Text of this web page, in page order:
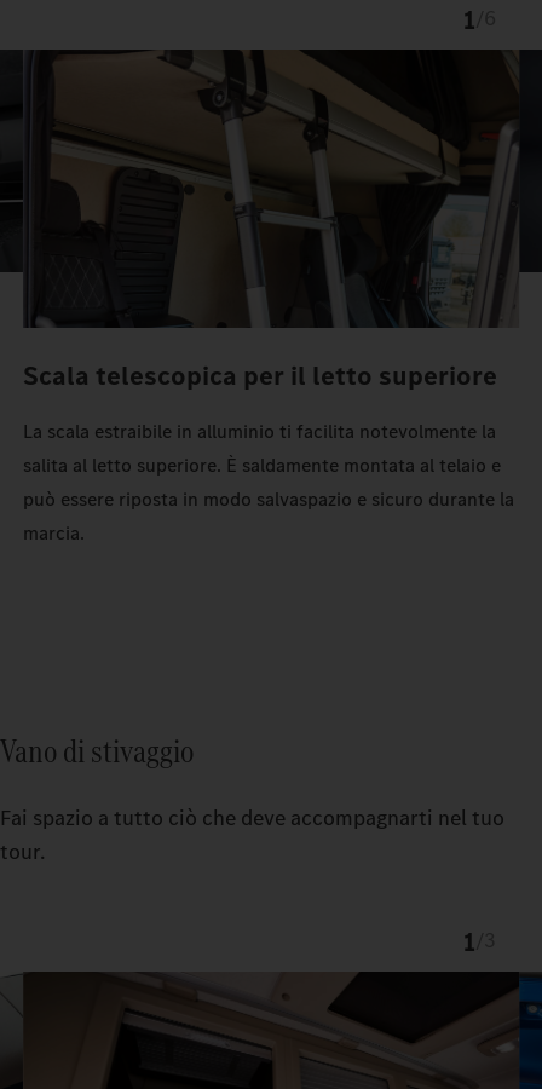
1
Scala telescopica per il letto superiore
La scala estraibile in alluminio ti facilita notevolmente la
salita al letto superiore. È saldamente montata al telaio e
può essere riposta in modo salvaspazio e sicuro durante la
marcia.
Vano di stivaggio
Fai spazio a tutto ciò che deve accompagnarti nel tuo
tour.
1